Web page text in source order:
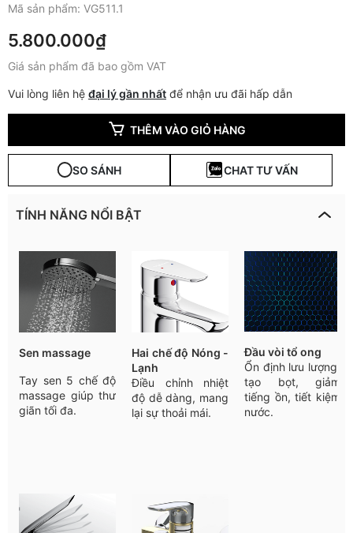
Mã sản phẩm: VG511.1
5.800.000₫
Giá sản phẩm đã bao gồm VAT
Vui lòng liên hệ đại lý gần nhất để nhận ưu đãi hấp dẫn
THÊM VÀO GIỎ HÀNG
SO SÁNH CHAT TƯ VẤN
TÍNH NĂNG NỔI BẬT
Sen massage
Tay sen 5 chế độ
massage giúp thư
giãn tối đa.
Hai chế độ Nóng -
Lạnh
Điều
chỉnh
nhiệt
độ dễ dàng, mang
lại sự thoải mái.
Đầu vòi tổ ong
Ổn định lưu lượng
tạo
bọt, giảm
tiếng ồn,tiết kiệm
nước.